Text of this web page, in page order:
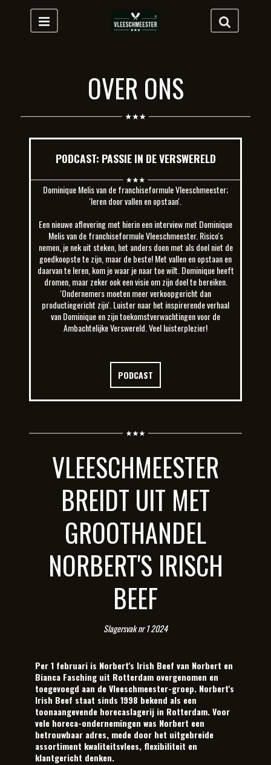
OVER ONS
PODCAST: PASSIE IN DE VERSWERELD
Dominique Melis van de franchiseformule Vleeschmeester;
'leren door vallen en opstaan'.
Een nieuwe aflevering met hierin een interview met Dominique
Melis van de franchiseformule Vleeschmeester. Risico's
nemen, je nek uit steken, het anders doen met als doel niet de
goedkoopste te zijn, maar de beste! Met vallen en opstaan en
daarvan te leren, kom je waar je naar toe wilt. Dominique heeft
dromen, maar zeker ook een visie om zijn doel te bereiken.
'Ondernemers moeten meer verkoopgericht dan
productiegericht zijn'. Luister naar het inspirerende verhaal
van Dominique en zijn toekomstverwachtingen voor de
Ambachtelijke Verswereld. Veel luisterplezier!
PODCAST
VLEESCHMEESTER
BREIDT UIT MET
GROOTHANDEL
NORBERT'S IRISCH
BEEF
Slagersvak nr 1 2024
Per 1 februari is Norbert's Irish Beef van Norbert en
Bianca Fasching uit Rotterdam overgenomen en
toegevoegd aan de Vleeschmeester-groep. Norbert's
Irish Beef staat sinds 1998 bekend als een
toonaangevende horecaslagerij in Rotterdam. Voor
vele horeca-ondernemingen was Norbert een
betrouwbaar adres, mede door het uitgebreide
assortiment kwaliteitsvlees, flexibiliteit en
klantgericht denken.